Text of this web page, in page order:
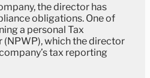
the director has
obligations. One of
a personal Tax
which the director
tax reporting